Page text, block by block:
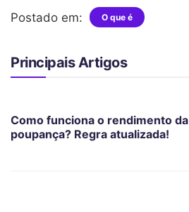
Postado em: O que é
Principais Artigos
Como funciona o rendimento da
poupança? Regra atualizada!